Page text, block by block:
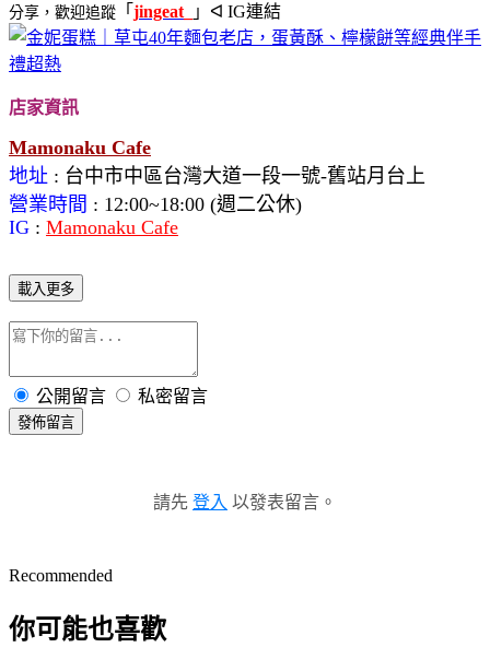
分享，歡迎追蹤 「 jingeat_ 」ᐊ IG連結
店家資訊
Mamonaku Cafe
地址 : 台中市中區台灣大道一段一號-舊站月台上
營業時間 : 12:00~18:00 (週二公休)
IG : Mamonaku Cafe
載入更多
公開留言 私密留言
發佈留言
請先 登入 以發表留言。
Recommended
你可能也喜歡